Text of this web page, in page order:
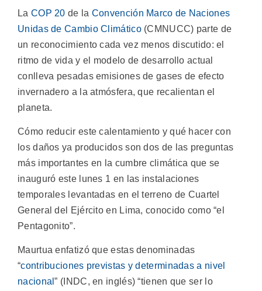
La COP 20 de la Convención Marco de Naciones
Unidas de Cambio Climático(CMNUCC) parte de
un reconocimiento cada vez menos discutido: el
ritmo de vida y el modelo de desarrollo actual
conlleva pesadas emisiones de gases de efecto
invernadero a la atmósfera, que recalientan el
planeta.
Cómo reducir este calentamiento y qué hacer con
los daños ya producidos son dos de las preguntas
más importantes en la cumbre climática que se
inauguró este lunes 1 en las instalaciones
temporales levantadas en el terreno de Cuartel
General del Ejército en Lima, conocido como “el
Pentagonito”.
Maurtua enfatizó que estas denominadas
“contribuciones previstas y determinadas a nivel
nacional” (INDC, en inglés) “tienen que ser lo